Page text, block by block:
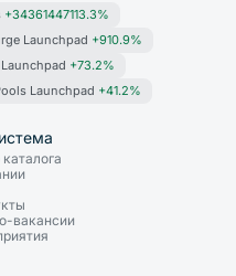
+34361447113.3%
Launchpad +910.9%
+73.2%
Launchpad +41.2%
вакансии